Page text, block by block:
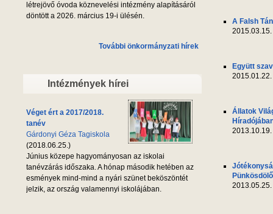
létrejövő óvoda köznevelési intézmény alapításáról
döntött a 2026. március 19-i ülésén.
További önkormányzati hírek
Intézmények hírei
Véget ért a 2017/2018.
tanév
Gárdonyi Géza Tagiskola
(2018.06.25.)
Június közepe hagyományosan az iskolai
tanévzárás időszaka. A hónap második hetében az
esmények mind-mind a nyári szünet beköszöntét
jelzik, az ország valamennyi iskolájában.
A Falsh
2015.03.15.
Együtt
2015.01.22.
Állatok
2013.10.19.
2013.05.25.